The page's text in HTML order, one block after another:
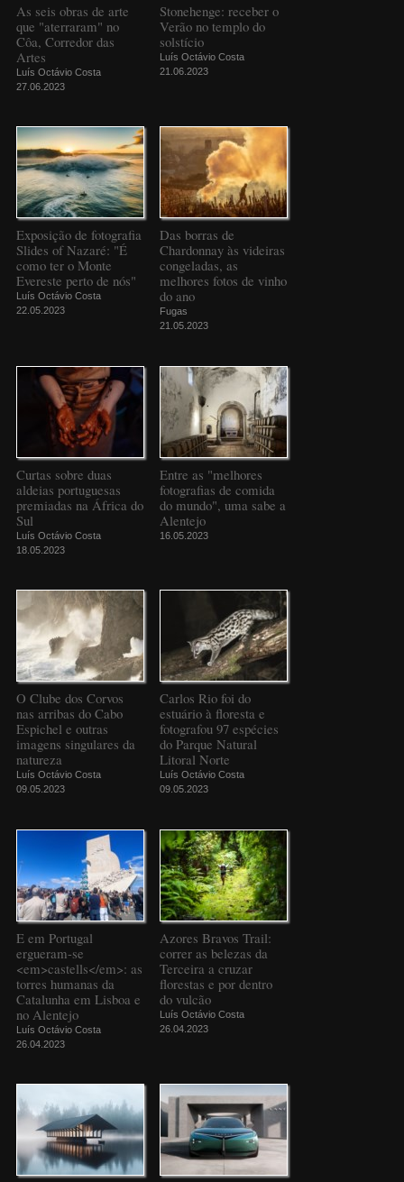
As seis obras de arte
que "aterraram" no
Côa, Corredor das
Artes
Luís Octávio Costa
27.06.2023
Stonehenge: receber o
Verão no templo do
solstício
Luís Octávio Costa
21.06.2023
Exposição de fotografia
Slides of Nazaré: "É
como ter o Monte
Evereste perto de nós"
Luís Octávio Costa
22.05.2023
Das borras de
Chardonnay às videiras
congeladas, as
melhores fotos de vinho
do ano
Fugas
21.05.2023
Curtas sobre duas
aldeias portuguesas
premiadas na África do
Sul
Luís Octávio Costa
18.05.2023
Entre as "melhores
fotografias de comida
do mundo", uma sabe a
Alentejo
16.05.2023
O Clube dos Corvos
nas arribas do Cabo
Espichel e outras
imagens singulares da
natureza
Luís Octávio Costa
09.05.2023
Carlos Rio foi do
estuário à floresta e
fotografou 97 espécies
do Parque Natural
Litoral Norte
Luís Octávio Costa
09.05.2023
E em Portugal
ergueram-se
<em>castells</em>: as
torres humanas da
Catalunha em Lisboa e
no Alentejo
Luís Octávio Costa
26.04.2023
Azores Bravos Trail:
correr as belezas da
Terceira a cruzar
florestas e por dentro
do vulcão
Luís Octávio Costa
26.04.2023